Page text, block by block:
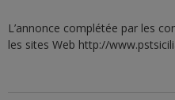
L’annonce complétée par les
les sites Web http://